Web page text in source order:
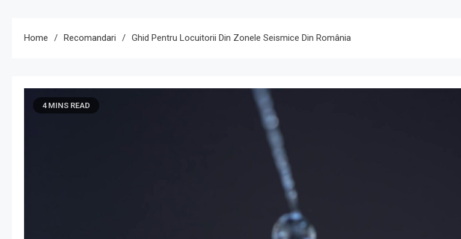
Home Recomandari Ghid Pentru Locuitorii Din Zonele Seismice Din România
4 MINS READ